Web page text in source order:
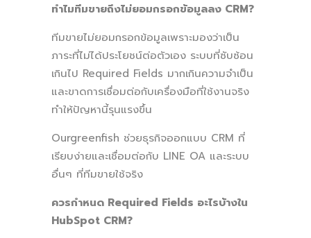
ทำไมทีมขายถึงไม่ยอมกรอกข้อมูลลง CRM?
ทีมขายไม่ยอมกรอกข้อมูลเพราะมองว่าเป็น
ภาระที่ไม่ได้ประโยชน์ต่อตัวเอง ระบบที่ซับซ้อน
เกินไป Required Fields มากเกินความจำเป็น
และขาดการเชื่อมต่อกับเครื่องมือที่ใช้งานจริง
ทำให้ปัญหานี้รุนแรงขึ้น
Ourgreenfish ช่วยธุรกิจออกแบบ CRM ที่
เรียบง่ายและเชื่อมต่อกับ LINE OA และระบบ
อื่นๆ ที่ทีมขายใช้จริง
ควรกำหนด Required Fields อะไรบ้างใน
HubSpot CRM?